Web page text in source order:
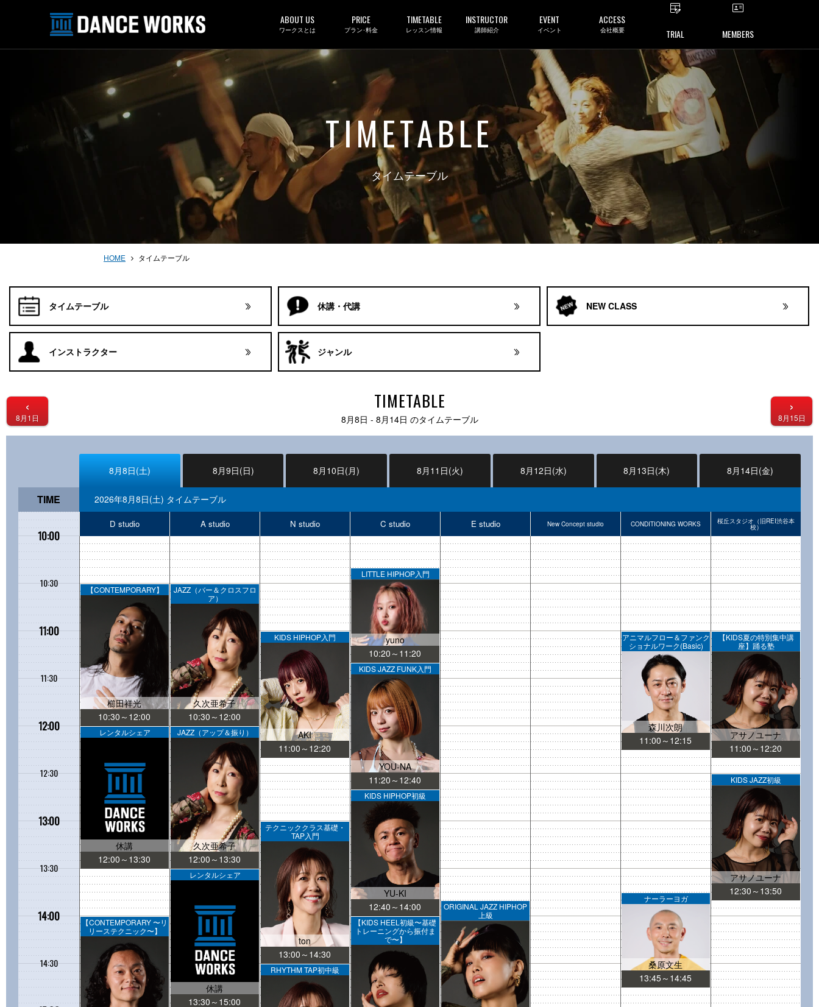
ABOUT US
ワークスとは
PRICE
プラン･料金
TIMETABLE
レッスン情報
INSTRUCTOR
講師紹介
EVENT
イベント
ACCESS
会社概要 TRIAL MEMBERS
TIMETABLE
タイムテーブル
HOME タイムテーブル
タイムテーブル 休講・代講 NEW CLASS
インストラクター ジャンル
‹
8月1日
›
8月15日
TIMETABLE
8月8日 - 8月14日 のタイムテーブル
8月8日(土) 8月9日(日) 8月10日(月) 8月11日(火) 8月12日(水) 8月13日(木) 8月14日(金)
TIME 2026年8月8日(土) タイムテーブル
10:00
10:30
11:00
11:30
12:00
12:30
13:00
13:30
14:00
14:30
D studio A studio N studio C studio E studio New Concept studio CONDITIONING WORKS 桜丘スタジオ（旧REI渋谷本
校）
【CONTEMPORARY】
櫛田祥光
10:30～12:00
レンタルシェア
休講
12:00～13:30
【CONTEMPORARY 〜リ
リーステクニック〜】
JAZZ（バー＆クロスフロ
ア）
久次亜希子
10:30～12:00
JAZZ（アップ＆振り）
久次亜希子
12:00～13:30
レンタルシェア
休講
13:30～15:00
KIDS HIPHOP入門
AKI
11:00～12:20
テクニッククラス基礎・
TAP入門
ton
13:00～14:30
RHYTHM TAP初中級
LITTLE HIPHOP入門
yuno
10:20～11:20
KIDS JAZZ FUNK入門
YOU-NA
11:20～12:40
KIDS HIPHOP初級
YU-KI
12:40～14:00
【KIDS HEEL初級〜基礎
トレーニングから振付ま
で〜】
ORIGINAL JAZZ HIPHOP
上級
アニマルフロー＆ファンク
ショナルワーク(Basic)
森川次朗
11:00～12:15
ナーラーヨガ
桑原文生
13:45～14:45
【KIDS夏の特別集中講
座】踊る塾
アサノユーナ
11:00～12:20
KIDS JAZZ初級
アサノユーナ
12:30～13:50